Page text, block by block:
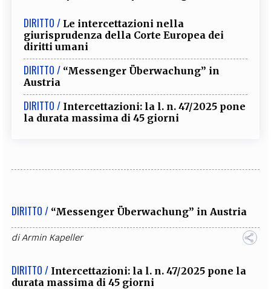
DIRITTO / Le intercettazioni nella
giurisprudenza della Corte Europea dei
diritti umani
DIRITTO / “Messenger Überwachung” in
Austria
DIRITTO / Intercettazioni: la l. n. 47/2025 pone
la durata massima di 45 giorni
DIRITTO / “Messenger Überwachung” in Austria
diArmin Kapeller
DIRITTO / Intercettazioni: la l. n. 47/2025 pone la
durata massima di 45 giorni